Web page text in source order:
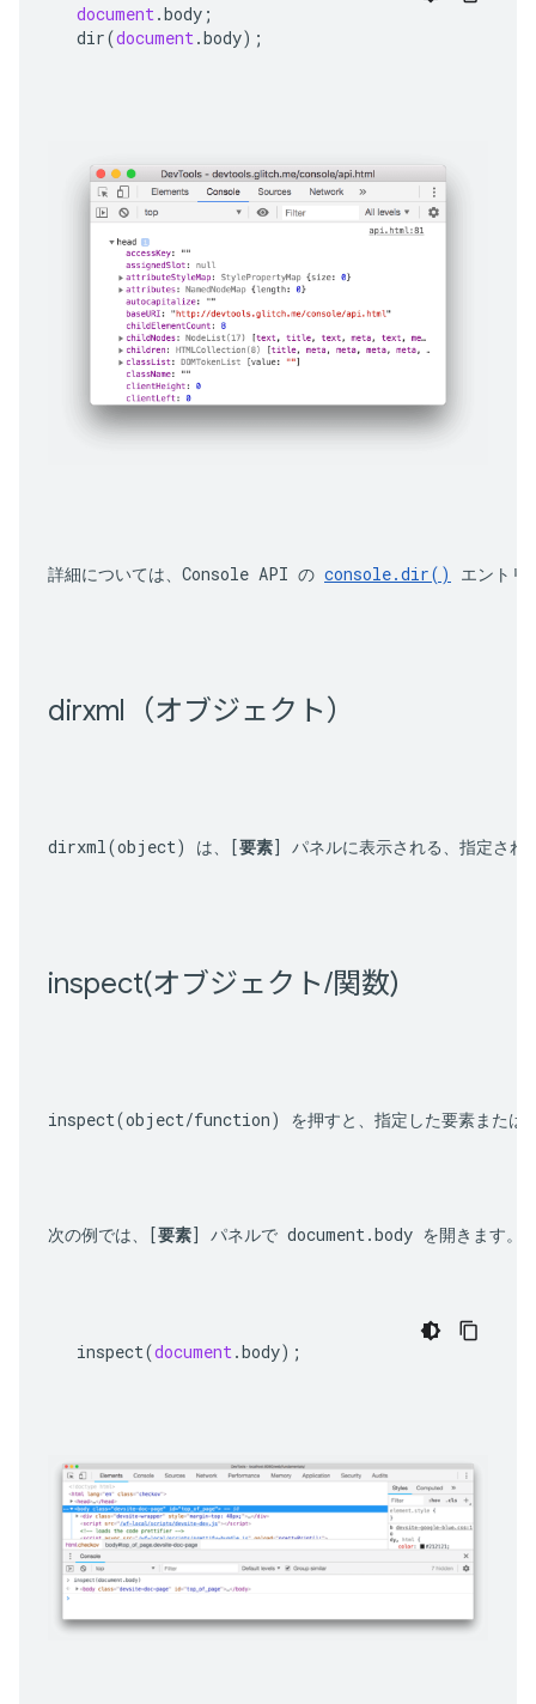
document .body ;
dir(document .body);
詳細については、Console API の console.dir() エントリ
dirxml（オブジェクト）
dirxml(object) は、[要素] パネルに表示される、指定さ
inspect(オブジェクト/関数)
inspect(object/function) を押すと、指定した要素また
次の例では、[要素] パネルで document.body を開きます。
inspect(document .body);